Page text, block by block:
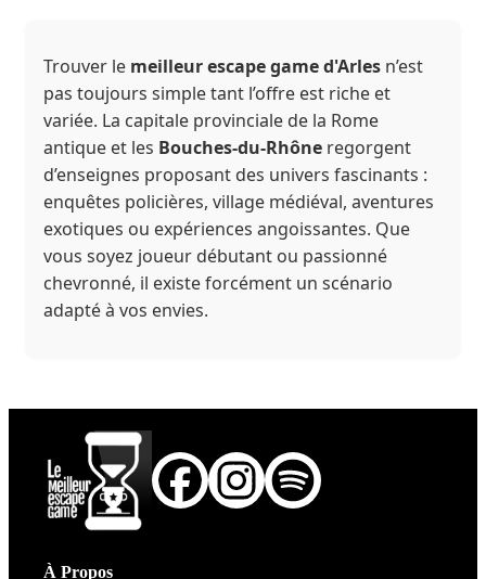
Trouver le meilleur escape game d'Arles n’est
pas toujours simple tant l’offre est riche et
variée. La capitale provinciale de la Rome
antique et les Bouches-du-Rhône regorgent
d’enseignes proposant des univers fascinants :
enquêtes policières, village médiéval, aventures
exotiques ou expériences angoissantes. Que
vous soyez joueur débutant ou passionné
chevronné, il existe forcément un scénario
adapté à vos envies.
À Propos